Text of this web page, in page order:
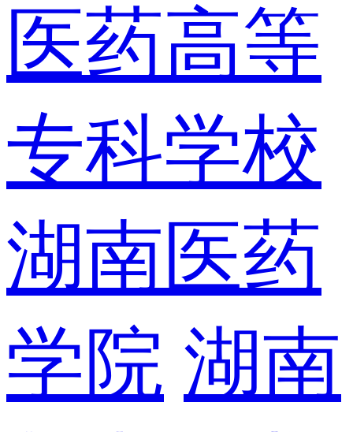
医药高等
专科学校
湖南医药
学院 湖南